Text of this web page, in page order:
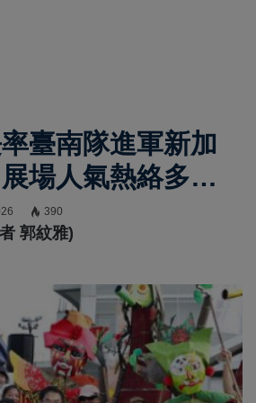
臺南隊進軍新加
場人氣熱絡多元
買主
390
郭紋雅)